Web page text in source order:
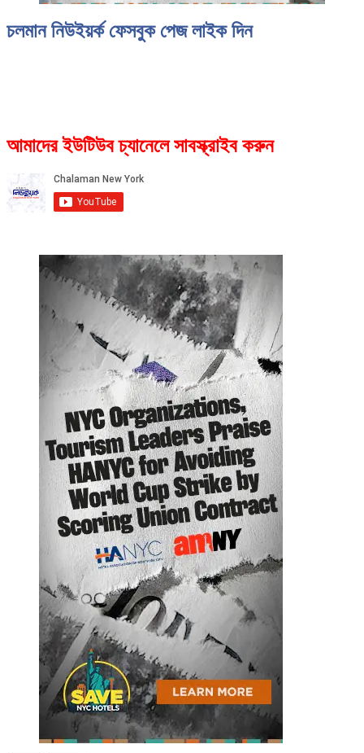
চলমান নিউইয়র্ক ফেসবুক পেজ লাইক দিন
আমাদের ইউটিউব চ্যানেলে সাবস্ক্রাইব করুন